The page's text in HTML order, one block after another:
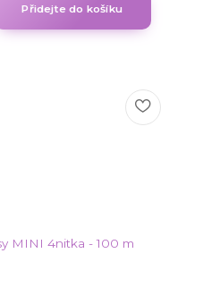
Přidejte do košíku